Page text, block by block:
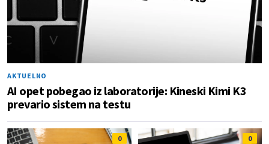
AKTUELNO
AI opet pobegao iz laboratorije: Kineski Kimi K3
prevario sistem na testu
0 0